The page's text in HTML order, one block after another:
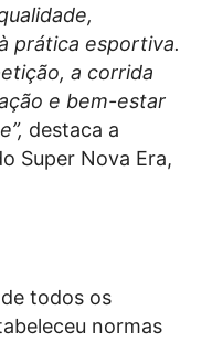
prática esportiva.
a corrida
e bem-estar
destaca a
Super Nova Era,
todos os
normas